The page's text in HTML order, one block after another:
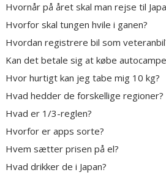
Hvornår på året skal man rejse til
Hvorfor skal tungen hvile i ganen?
Hvordan registrere bil som
Kan det betale sig at købe
Hvor hurtigt kan jeg tabe mig 10 kg?
Hvad hedder de forskellige regioner?
Hvad er 1/3-reglen?
Hvorfor er apps sorte?
Hvem sætter prisen på el?
Hvad drikker de i Japan?